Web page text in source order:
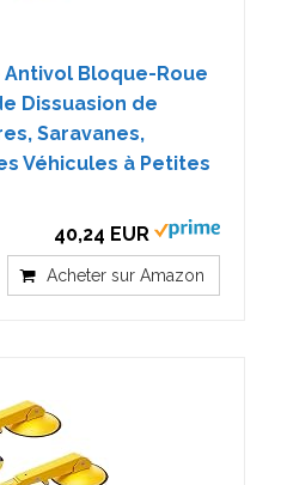
Antivol Bloque-Roue
Dissuasion de
Saravanes,
Véhicules à Petites
40,24 EUR
Acheter sur Amazon